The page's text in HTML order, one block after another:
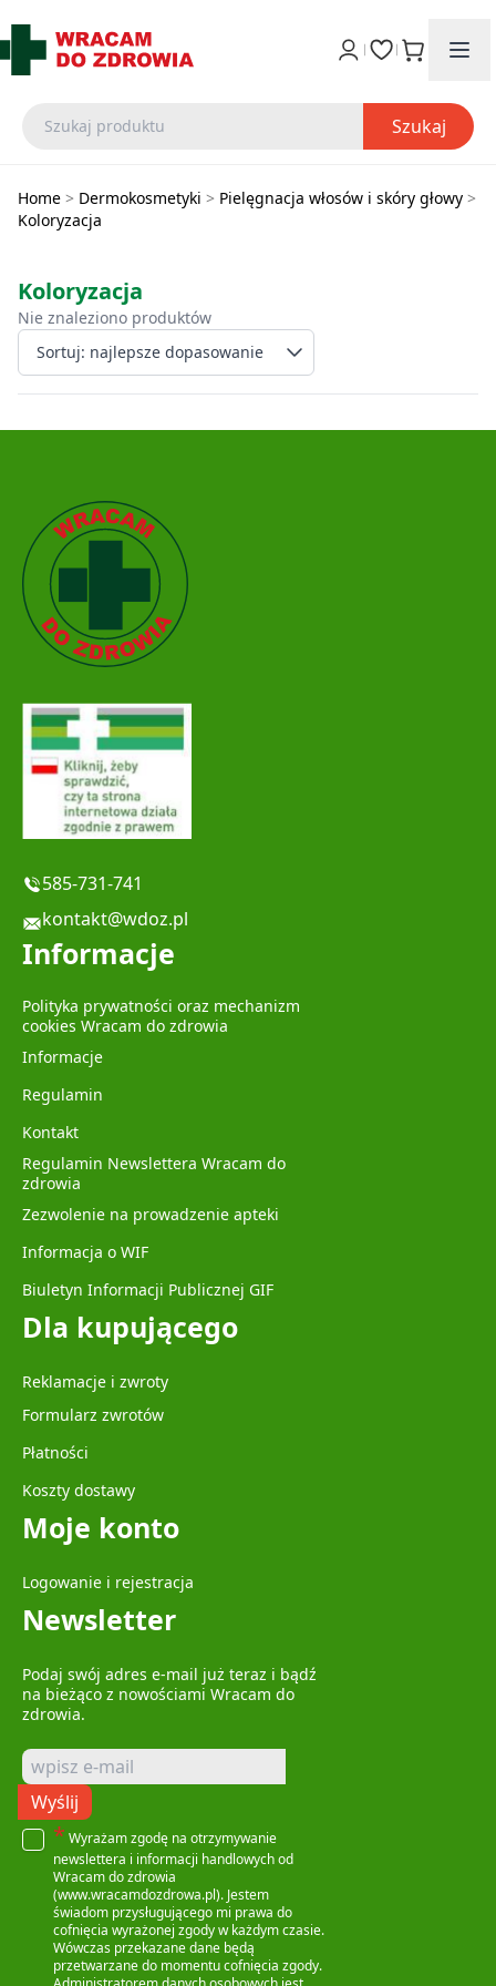
Szukaj
Home > Dermokosmetyki > Pielęgnacja włosów i skóry głowy >
Koloryzacja
Koloryzacja
Nie znaleziono produktów
Wybierz sposób
585-731-741
kontakt@wdoz.pl
Informacje
Polityka prywatności oraz mechanizm
cookies Wracam do zdrowia
Informacje
Regulamin
Kontakt
Regulamin Newslettera Wracam do
zdrowia
Zezwolenie na prowadzenie apteki
Informacja o WIF
Biuletyn Informacji Publicznej GIF
Dla kupującego
Reklamacje i zwroty
Formularz zwrotów
Płatności
Koszty dostawy
Moje konto
Logowanie i rejestracja
Newsletter
Podaj swój adres e-mail już teraz i bądź
na bieżąco z nowościami Wracam do
zdrowia.
Wyślij
* Wyrażam zgodę na otrzymywanie
newslettera i informacji handlowych od
Wracam do zdrowia
(www.wracamdozdrowa.pl). Jestem
świadom przysługującego mi prawa do
cofnięcia wyrażonej zgody w każdym czasie.
Wówczas przekazane dane będą
przetwarzane do momentu cofnięcia zgody.